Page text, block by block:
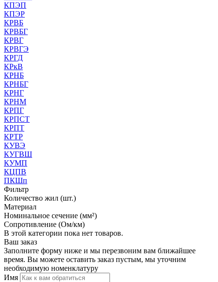
КПЭП
КПЭР
КРВБ
КРВБГ
КРВГ
КРВГЭ
КРГД
КРкВ
КРНБ
КРНБГ
КРНГ
КРНМ
КРПГ
КРПСТ
КРПТ
КРТР
КУВЭ
КУГВШ
КУМП
КЦПВ
ПКШп
Фильтр
Количество жил (шт.)
Материал
Номинальное сечение (мм²)
Сопротивление (Ом/км)
В этой категории пока нет товаров.
Ваш заказ
Заполните форму ниже и мы перезвоним вам ближайшее
время. Вы можете оставить заказ пустым, мы уточним
необходимую номенклатуру
Имя